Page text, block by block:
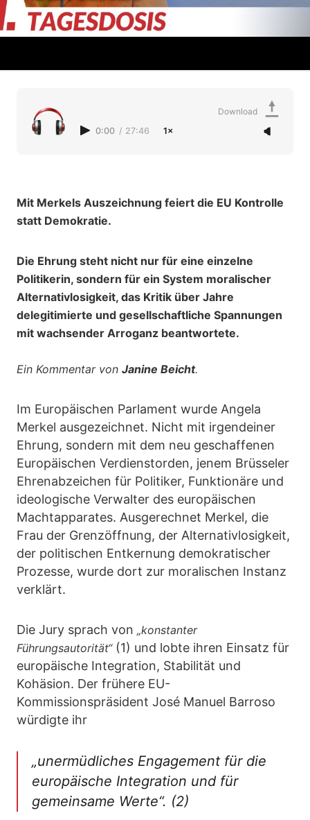
0:00 / 27:46 1×
Download
Mit Merkels Auszeichnung feiert die EU Kontrolle
statt Demokratie.
Die Ehrung steht nicht nur für eine einzelne
Politikerin, sondern für ein System moralischer
Alternativlosigkeit, das Kritik über Jahre
delegitimierte und gesellschaftliche Spannungen
mit wachsender Arroganz beantwortete.
Ein Kommentar von Janine Beicht.
Im Europäischen Parlament wurde Angela
Merkel ausgezeichnet. Nicht mit irgendeiner
Ehrung, sondern mit dem neu geschaffenen
Europäischen Verdienstorden, jenem Brüsseler
Ehrenabzeichen für Politiker, Funktionäre und
ideologische Verwalter des europäischen
Machtapparates. Ausgerechnet Merkel, die
Frau der Grenzöffnung, der Alternativlosigkeit,
der politischen Entkernung demokratischer
Prozesse, wurde dort zur moralischen Instanz
verklärt.
Die Jury sprach von „konstanter
Führungsautorität“(1) und lobte ihren Einsatz für
europäische Integration, Stabilität und
Kohäsion. Der frühere EU-
Kommissionspräsident José Manuel Barroso
würdigte ihr
„unermüdliches Engagement für die
europäische Integration und für
gemeinsame Werte“. (2)